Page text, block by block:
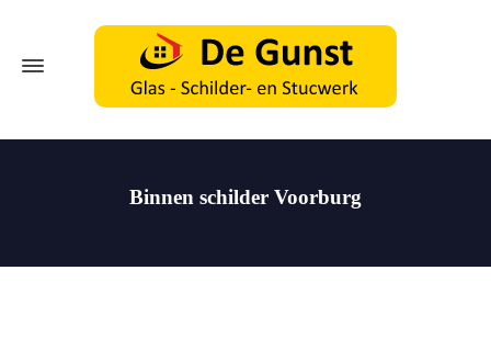
Binnen schilder Voorburg